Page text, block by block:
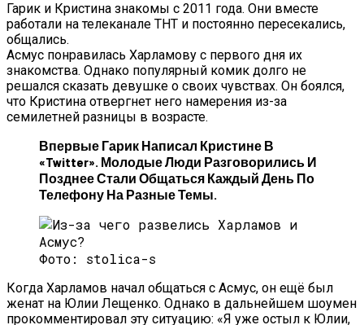
Гарик и Кристина знакомы с 2011 года. Они вместе
работали на телеканале ТНТ и постоянно пересекались,
общались.
Асмус понравилась Харламову с первого дня их
знакомства. Однако популярный комик долго не
решался сказать девушке о своих чувствах. Он боялся,
что Кристина отвергнет него намерения из-за
семилетней разницы в возрасте.
Впервые Гарик Написал Кристине В
«Twitter». Молодые Люди Разговорились И
Позднее Стали Общаться Каждый День По
Телефону На Разные Темы.
Фото: stolica-s
Когда Харламов начал общаться с Асмус, он ещё был
женат на Юлии Лещенко. Однако в дальнейшем шоумен
прокомментировал эту ситуацию: «Я уже остыл к Юлии,